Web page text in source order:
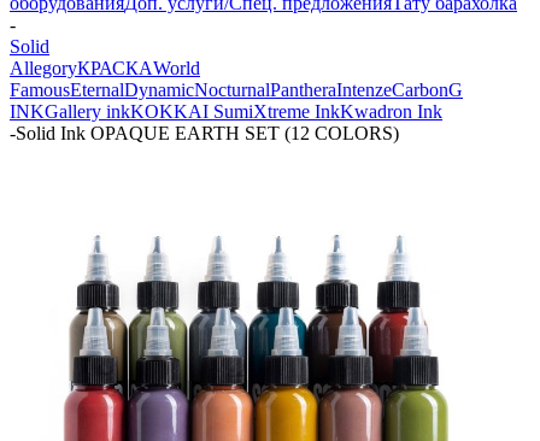
-
Solid
AllegoryКРАСКАWorld
FamousEternalDynamicNocturnalPantheraIntenzeCarbonG
INKGallery inkKOKKAI SumiXtreme InkKwadron Ink
-Solid Ink OPAQUE EARTH SET (12 COLORS)